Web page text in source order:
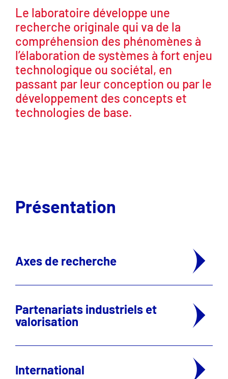
Le laboratoire développe une
recherche originale qui va de la
compréhension des phénomènes à
l’élaboration de systèmes à fort enjeu
technologique ou sociétal, en
passant par leur conception ou par le
développement des concepts et
technologies de base.
Présentation
Axes de recherche
Partenariats industriels et
valorisation
International